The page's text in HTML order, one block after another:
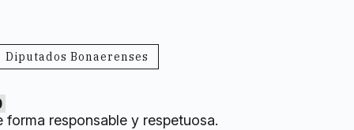
Diputados Bonaerenses
responsable y respetuosa.